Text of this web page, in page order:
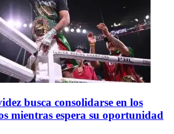
busca consolidarse en los
mientras espera su oportunidad